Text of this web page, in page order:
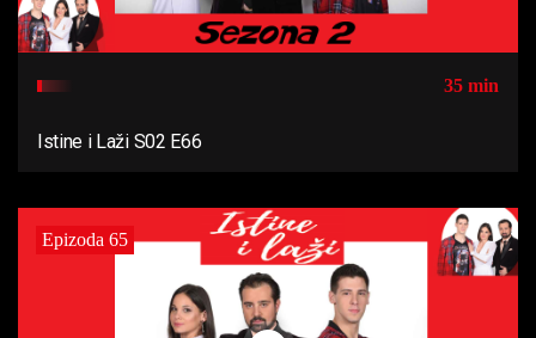
35 min
Istine i Laži S02 E66
Epizoda 65